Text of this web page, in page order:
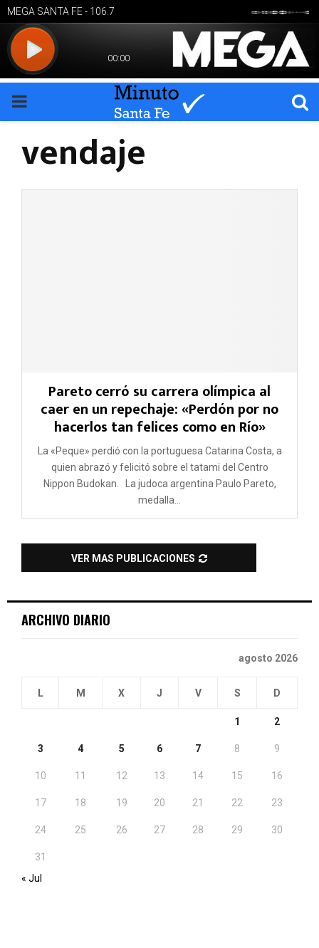
PRIMARY
vendaje
Pareto cerró su carrera olímpica al
caer en un repechaje: «Perdón por no
hacerlos tan felices como en Río»
La «Peque» perdió con la portuguesa Catarina Costa, a
quien abrazó y felicitó sobre el tatami del Centro
Nippon Budokan. La judoca argentina Paulo Pareto,
medalla...
VER MAS PUBLICACIONES
ARCHIVO DIARIO
agosto 2026
L M X J V S D
1 2
3 4 5 6 7 8 9
10 11 12 13 14 15 16
17 18 19 20 21 22 23
24 25 26 27 28 29 30
31
« Jul